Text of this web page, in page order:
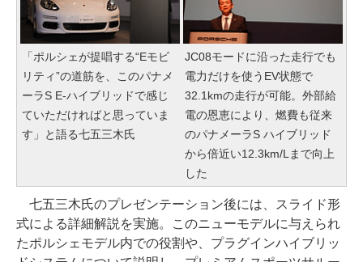
「ポルシェが提唱する“Eモビ
リティ”の道筋を、このパナメ
ーラS E-ハイブリッドで感じ
ていただければと思っていま
す」と語る七五三木氏
JC08モードに沿った走行でも
電力だけを使うEV状態で
32.1kmの走行が可能。外部給
電の恩恵により、燃費も従来
のパナメーラS ハイブリッド
から倍近い12.3km/Lまで向上
した
七五三木氏のプレゼンテーション後には、スライド形
式による詳細解説を実施。このニューモデルに与えられ
たポルシェモデル内での役割や、プラグインハイブリッ